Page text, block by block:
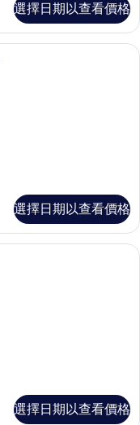
選擇日期以查看價格
選擇日期以查看價格
選擇日期以查看價格